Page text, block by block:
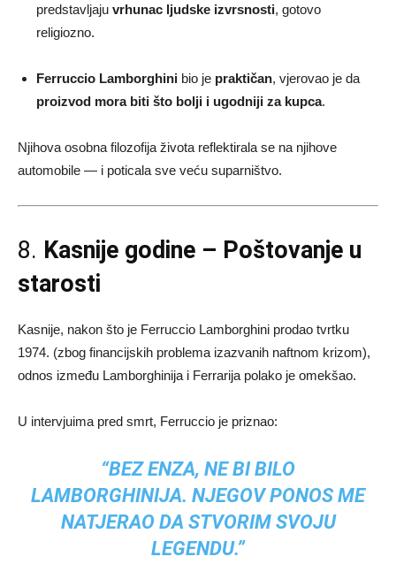
predstavljaju vrhunac ljudske izvrsnosti, gotovo
religiozno.
Ferruccio Lamborghini bio je praktičan, vjerovao je da
proizvod mora biti što bolji i ugodniji za kupca.
Njihova osobna filozofija života reflektirala se na njihove
automobile — i poticala sve veću suparništvo.
8. Kasnije godine – Poštovanje u
starosti
Kasnije, nakon što je Ferruccio Lamborghini prodao tvrtku
1974. (zbog financijskih problema izazvanih naftnom krizom),
odnos između Lamborghinija i Ferrarija polako je omekšao.
U intervjuima pred smrt, Ferruccio je priznao:
“BEZ ENZA, NE BI BILO
LAMBORGHINIJA. NJEGOV PONOS ME
NATJERAO DA STVORIM SVOJU
LEGENDU.”